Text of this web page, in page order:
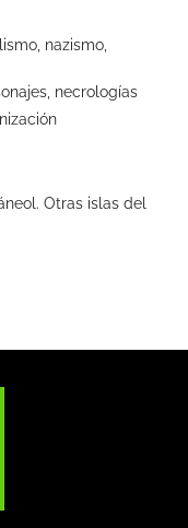
nazismo,
necrologías
Otras islas del